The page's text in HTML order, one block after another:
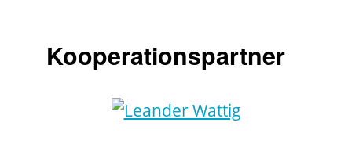
Kooperationspartner